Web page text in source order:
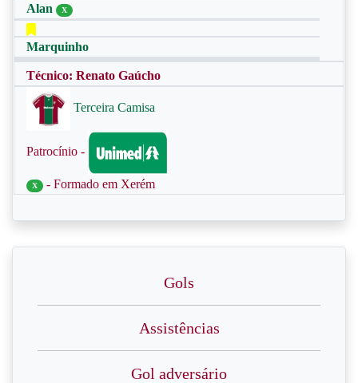
Alan X
Marquinho
Técnico: Renato Gaúcho
Terceira Camisa
Patrocínio -
X - Formado em Xerém
Gols
Assistências
Gol adversário